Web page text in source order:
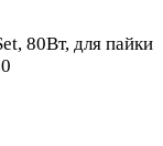
80Вт, для пайки